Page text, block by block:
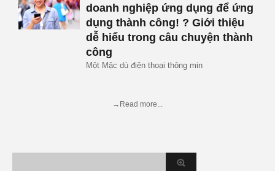
doanh nghiệp ứng dụng để ứng
dụng thành công! ? Giới thiệu
dễ hiểu trong câu chuyện thành
công
Một Mặc dù điện thoại thông min
→Read more...